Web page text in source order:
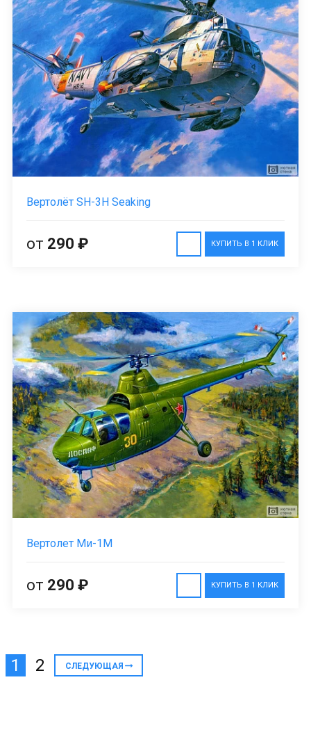
Вертолёт SH-3H Seaking
КУПИТЬ В 1 КЛИК
от 290 ₽
Вертолет Ми-1М
КУПИТЬ В 1 КЛИК
от 290 ₽
1 2 СЛЕДУЮЩАЯ